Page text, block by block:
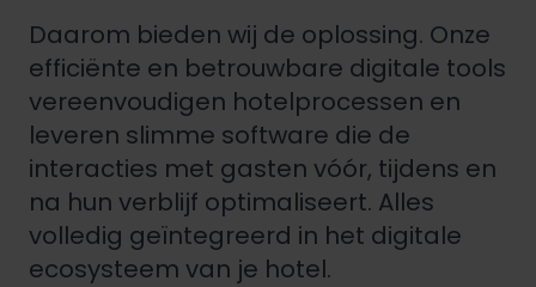
Daarom bieden wij de oplossing. Onze
efficiënte en betrouwbare digitale tools
vereenvoudigen hotelprocessen en
leveren slimme software die de
interacties met gasten vóór, tijdens en
na hun verblijf optimaliseert. Alles
volledig geïntegreerd in het digitale
ecosysteem van je hotel.